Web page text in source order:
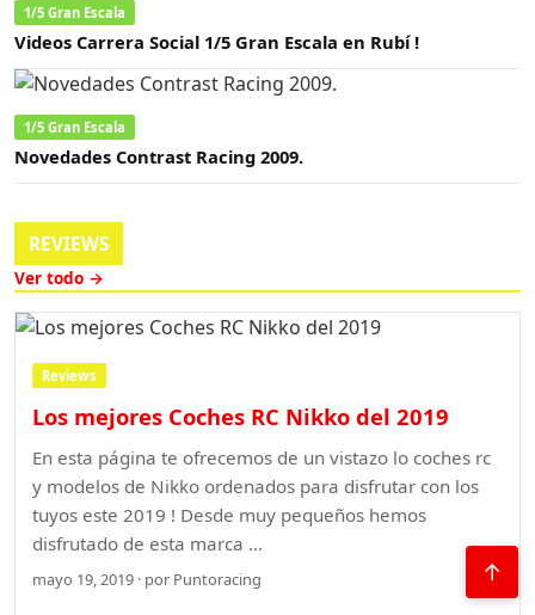
1/5 Gran Escala
Videos Carrera Social 1/5 Gran Escala en Rubí !
1/5 Gran Escala
Novedades Contrast Racing 2009.
REVIEWS
Ver todo →
Reviews
Los mejores Coches RC Nikko del 2019
En esta página te ofrecemos de un vistazo lo coches rc
y modelos de Nikko ordenados para disfrutar con los
tuyos este 2019 ! Desde muy pequeños hemos
disfrutado de esta marca …
mayo 19, 2019 · por Puntoracing ↑